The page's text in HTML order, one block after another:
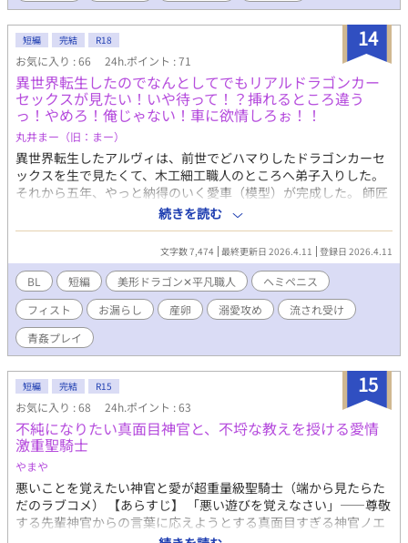
14
短編 完結 R18
お気に入り : 66 24h.ポイント : 71
異世界転生したのでなんとしてでもリアルドラゴンカー
セックスが見たい！いや待って！？挿れるところ違う
っ！やめろ！俺じゃない！車に欲情しろぉ！！
丸井まー（旧：まー）
異世界転生したアルヴィは、前世でどハマりしたドラゴンカーセ
ックスを生で見たくて、木工細工職人のところへ弟子入りした。
それから五年、やっと納得のいく愛車（模型）が完成した。 師匠
からの頼みでドワーフの鍛冶屋へおつかいに行った帰りに、ドラ
ゴンのエーメリと出会う。 番を溺愛しまくる美形ドラゴン✕ドラ
ゴンカーセックスが見たすぎる平凡職人の微妙な勘違いから始ま
ったイチャイチャラブラブ？ストーリー。 ※フィスト、ヘミペニ
ス、お漏らし、産卵あります！ ※ムーンライトノベルズさんでも
公開しております。
続きを読む
文字数 7,474 最終更新日 2026.4.11 登録日 2026.4.11
BL 短編 美形ドラゴン✕平凡職人
ヘミペニス
フィスト
お漏らし 産卵 溺愛攻め
流され受け
青姦プレイ
15
短編 完結 R15
お気に入り : 68 24h.ポイント : 63
不純になりたい真面目神官と、不埒な教えを授ける愛情
激重聖騎士
やまや
悪いことを覚えたい神官と愛が超重量級聖騎士（端から見たらた
だのラブコメ） 【あらすじ】 「悪い遊びを覚えなさい」――尊敬
する先輩神官からの言葉に応えようとする真面目すぎる神官ノエ
ル。彼が導き出した「悪い遊び」は「禁断の相手と不純な恋をす